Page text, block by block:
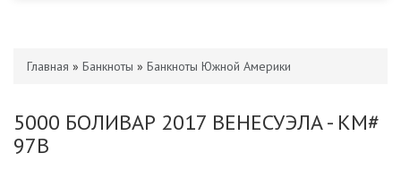
Главная » Банкноты » Банкноты Южной Америки
5000 БОЛИВАР 2017 ВЕНЕСУЭЛА - KM#
97B